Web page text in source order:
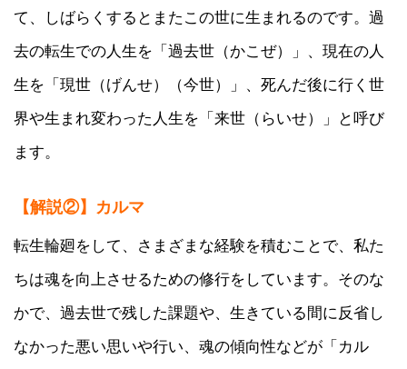
て、しばらくするとまたこの世に生まれるのです。過
去の転生での人生を「過去世（かこぜ）」、現在の人
生を「現世（げんせ）（今世）」、死んだ後に行く世
界や生まれ変わった人生を「来世（らいせ）」と呼び
ます。
【解説②】カルマ
転生輪廻をして、さまざまな経験を積むことで、私た
ちは魂を向上させるための修行をしています。そのな
かで、過去世で残した課題や、生きている間に反省し
なかった悪い思いや行い、魂の傾向性などが「カル